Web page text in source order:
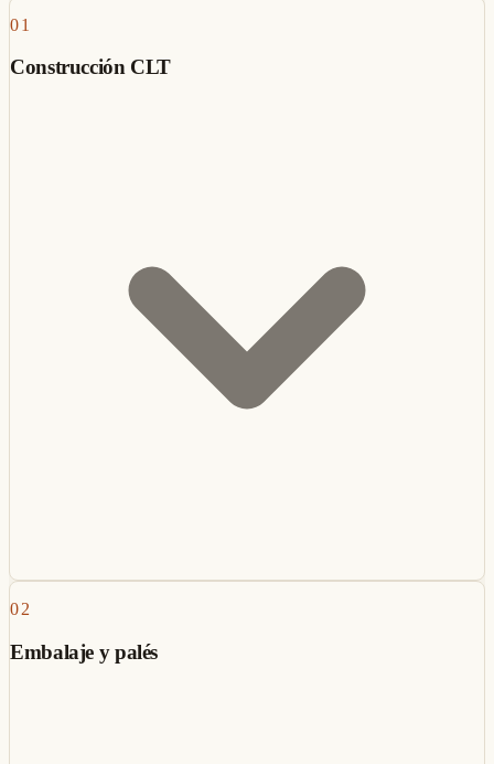
01
Construcción CLT
02
Embalaje y palés